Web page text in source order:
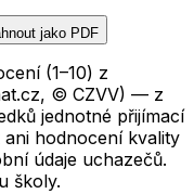
jako PDF
(1–10) z
© CZVV) — z
jednotné přijímací
hodnocení kvality
údaje uchazečů.
školy.